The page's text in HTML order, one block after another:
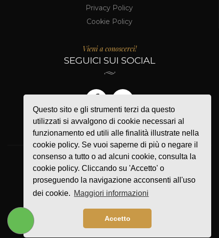
Questo sito e gli strumenti terzi da questo
utilizzati si avvalgono di cookie necessari al
funzionamento ed utili alle finalità illustrate nella
cookie policy. Se vuoi saperne di più o negare il
consenso a tutto o ad alcuni cookie, consulta la
cookie policy. Cliccando su 'Accetto' o
proseguendo la navigazione acconsenti all'uso
dei cookie. Maggiori informazioni
Accetto
Privacy Policy
Cookie Policy
Vieni a conoscerci!
SEGUICI SUI SOCIAL
PAGAMENTI ACCETTATI
Pagamenti online con connessione sicura